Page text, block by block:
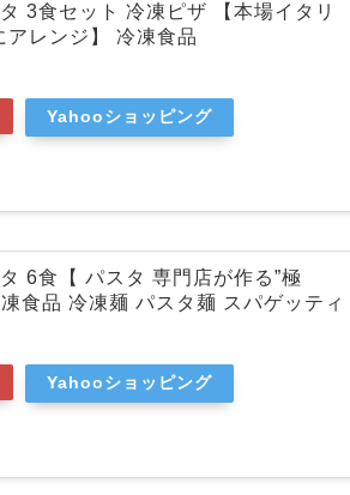
3食セット 冷凍ピザ 【本場イタリ
アレンジ】 冷凍食品
Yahooショッピング
6食【 パスタ 専門店が作る”極
食品 冷凍麺 パスタ麺 スパゲッティ
Yahooショッピング